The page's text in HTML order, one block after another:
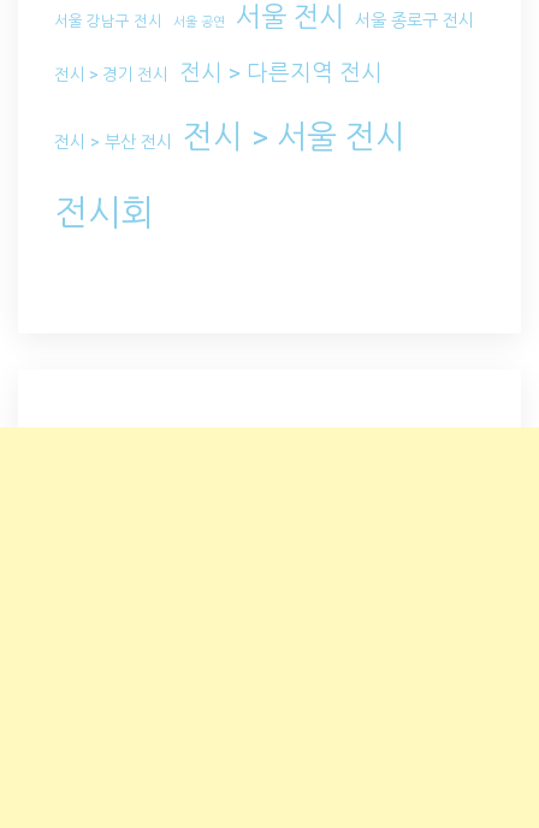
서울 강남구 전시 서울 공연 서울 전시 서울 종로구 전시
전시 > 경기 전시 전시 > 다른지역 전시
전시 > 부산 전시 전시 > 서울 전시
전시회